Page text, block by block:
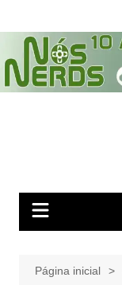
para
conteúdo
Página inicial